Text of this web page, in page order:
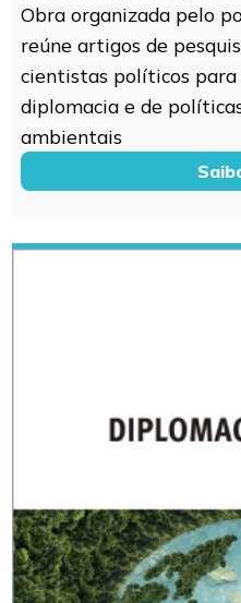
Obra organizada pelo
reúne artigos de
cientistas políticos
diplomacia e de
ambientais